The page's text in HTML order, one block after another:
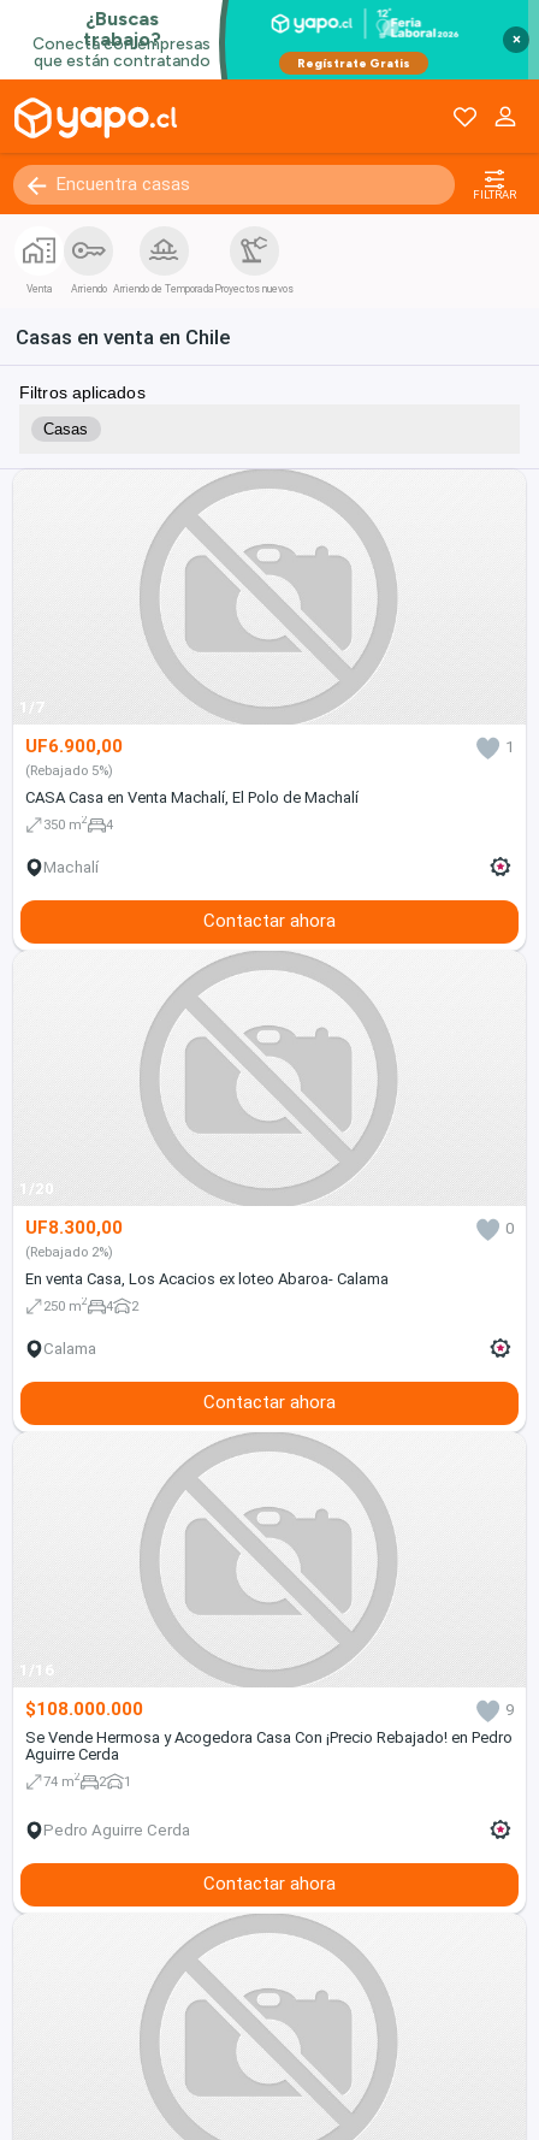
×
FILTRAR
Venta Arriendo Arriendo de Temporada Proyectos nuevos
Casas en venta en Chile
Filtros aplicados
Casas
1/7
UF6.900,00 1
(Rebajado 5%)
CASA Casa en Venta Machalí, El Polo de Machalí
350 m2 4
Machalí
Contactar ahora
1/20
UF8.300,00 0
(Rebajado 2%)
En venta Casa, Los Acacios ex loteo Abaroa- Calama
250 m2 4 2
Calama
Contactar ahora
1/16
$108.000.000
9
Se Vende Hermosa y Acogedora Casa Con ¡Precio Rebajado! en Pedro
Aguirre Cerda
74 m2 2 1
Pedro Aguirre Cerda
Contactar ahora